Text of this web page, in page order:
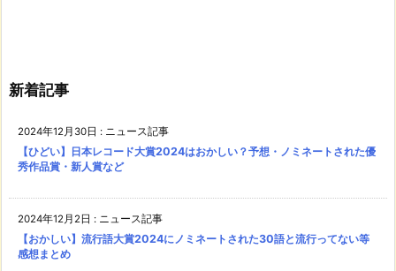
新着記事
2024年12月30日 : ニュース記事
【ひどい】日本レコード大賞2024はおかしい？予想・ノミネートされた優
秀作品賞・新人賞など
2024年12月2日 : ニュース記事
【おかしい】流行語大賞2024にノミネートされた30語と流行ってない等
感想まとめ